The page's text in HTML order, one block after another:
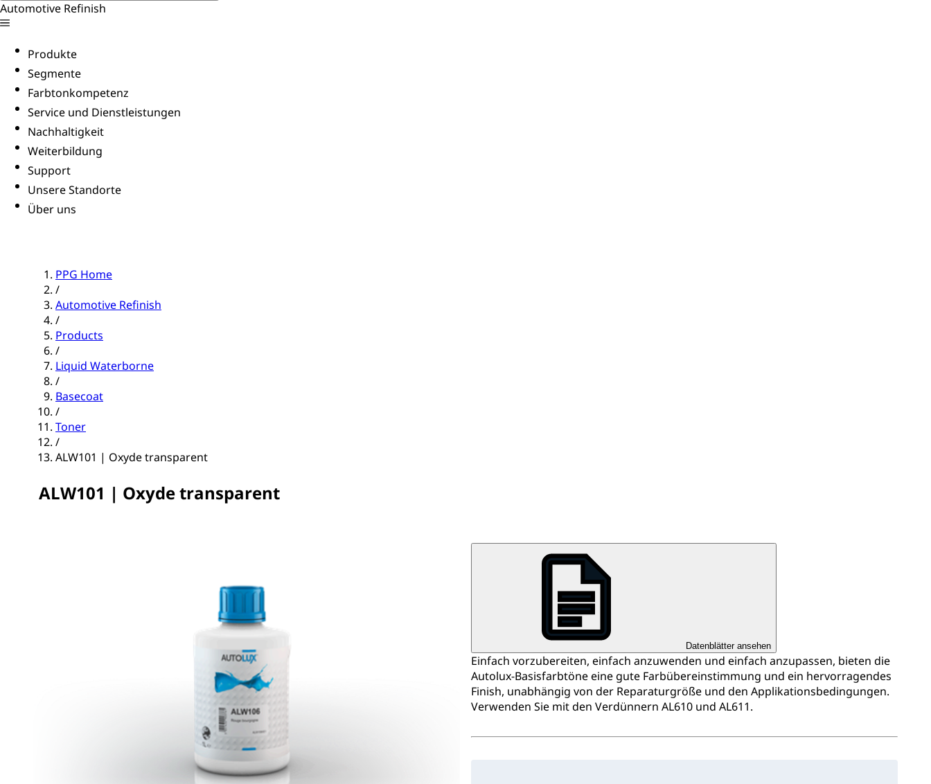
Automotive Refinish
Produkte
Segmente
Farbtonkompetenz
Service und Dienstleistungen
Nachhaltigkeit
Weiterbildung
Support
Unsere Standorte
Über uns
PPG Home
/
Automotive Refinish
/
Products
/
Liquid Waterborne
/
Basecoat
/
Toner
/
ALW101 | Oxyde transparent
ALW101 | Oxyde transparent
Datenblätter ansehen
Einfach vorzubereiten, einfach anzuwenden und einfach anzupassen, bieten die
Autolux-Basisfarbtöne eine gute Farbübereinstimmung und ein hervorragendes
Finish, unabhängig von der Reparaturgröße und den Applikationsbedingungen.
Verwenden Sie mit den Verdünnern AL610 und AL611.